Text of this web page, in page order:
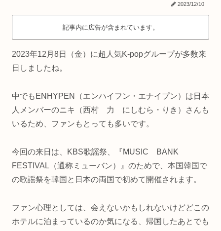
2023/12/10
記事内に広告が含まれています。
2023年12月8日（金）に超人気K-popグループが多数来
日しましたね。
中でもENHYPEN（エンハイフン・エナイプン）は日本
人メンバーのニキ（西村 力 にしむら・りき）さんも
いるため、ファンもとっても多いです。
今回の来日は、KBS歌謡祭、『MUSIC BANK
FESTIVAL（通称ミューバン）』のためで、本国韓国で
の歌謡祭を韓国と日本の両国で初めて開催されます。
ファン心理としては、会えないかもしれないけどどこの
ホテルに泊まっているのか気になる、帰国したあとでも